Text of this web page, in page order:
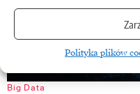
Polityka plików
Big Data